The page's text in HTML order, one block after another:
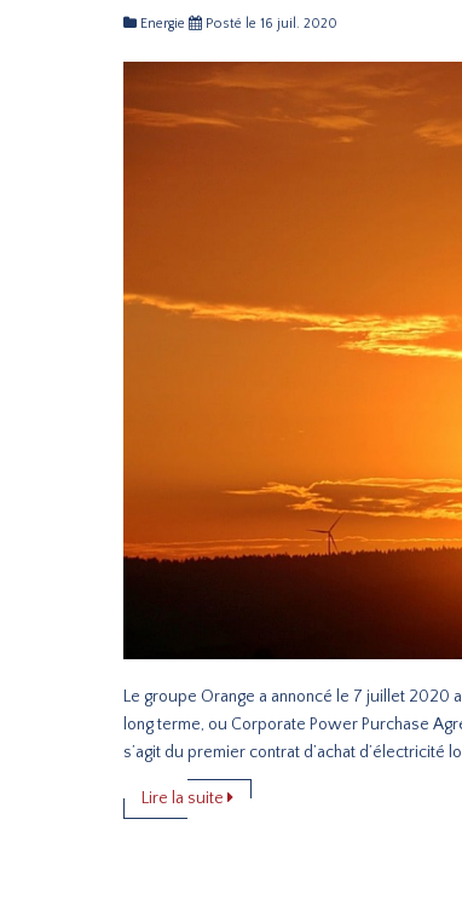
Energie Posté le 16 juil. 2020
Le groupe Orange a annoncé le 7 juillet 2020
long terme, ou Corporate Power Purchase
s’agit du premier contrat d’achat d’électricité
Lire la suite